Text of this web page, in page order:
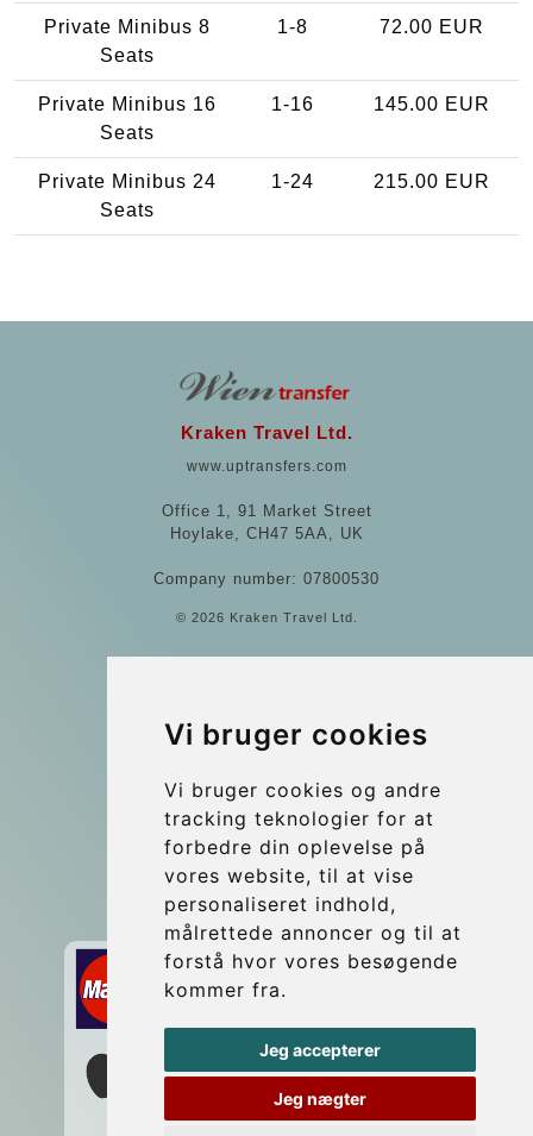
Vi bruger cookies
Vi bruger cookies og andre
tracking teknologier for at
forbedre din oplevelse på
vores website, til at vise
personaliseret indhold,
målrettede annoncer og til at
forstå hvor vores besøgende
kommer fra.
Jeg accepterer
Jeg nægter
Private Minibus 8
Seats
1-8 72.00 EUR
Private Minibus 16
Seats
1-16 145.00 EUR
Private Minibus 24
Seats
1-24 215.00 EUR
Kraken Travel Ltd.
www.uptransfers.com
Office 1, 91 Market Street
Hoylake, CH47 5AA, UK
Company number: 07800530
© 2026 Kraken Travel Ltd.
Update cookies preferences
Contact
info@wientransfer.com
Secure Payment with STRIPE